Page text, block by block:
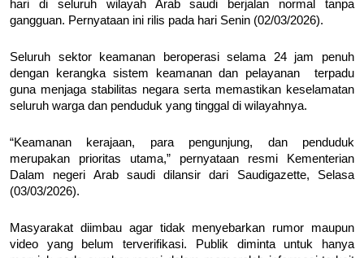
hari di seluruh wilayah Arab saudi berjalan normal tanpa
gangguan. Pernyataan ini rilis pada hari Senin (02/03/2026).
Seluruh sektor keamanan beroperasi selama 24 jam penuh
dengan kerangka sistem keamanan dan pelayanan terpadu
guna menjaga stabilitas negara serta memastikan keselamatan
seluruh warga dan penduduk yang tinggal di wilayahnya.
“Keamanan kerajaan, para pengunjung, dan penduduk
merupakan prioritas utama,” pernyataan resmi Kementerian
Dalam negeri Arab saudi dilansir dari Saudigazette, Selasa
(03/03/2026).
Masyarakat diimbau agar tidak menyebarkan rumor maupun
video yang belum terverifikasi. Publik diminta untuk hanya